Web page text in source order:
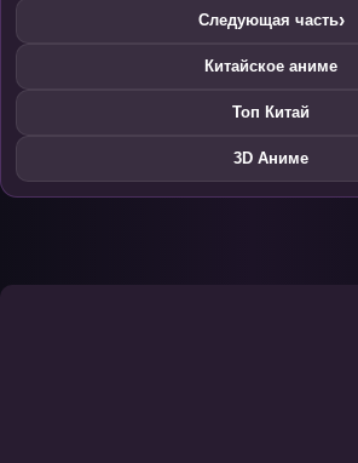
Следующая часть›
Китайское аниме
Топ Китай
3D Аниме